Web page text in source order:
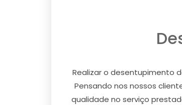
Realizar o desentupimento
Pensando nos nossos
qualidade no serviço